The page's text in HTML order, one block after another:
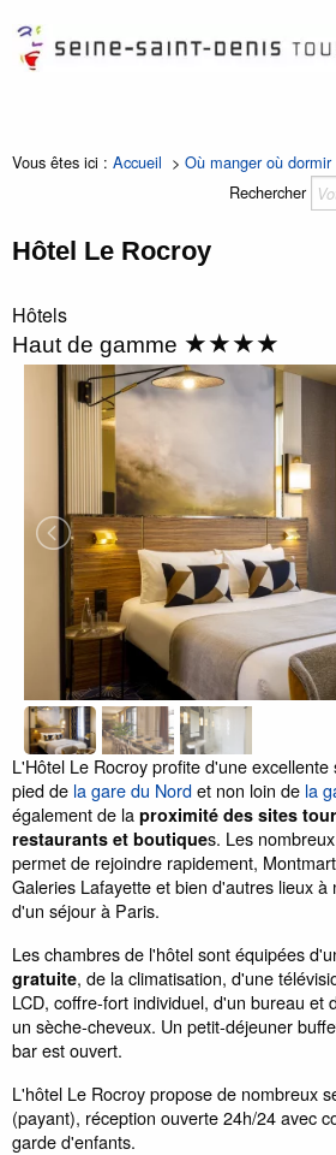
Vous êtes ici : Accueil > Où manger où dormir
Rechercher
Hôtel Le Rocroy
Hôtels
Haut de gamme ★★★★
L'Hôtel Le Rocroy profite d'une
pied de la gare du Nordet non loin de la
également de la proximité des sites
restaurants et boutiques. Les
permet de rejoindre rapidement,
Galeries Lafayette et bien d'autres lieux à
d'un séjour à Paris.
Les chambres de l'hôtel sont équipées
gratuite, de la climatisation, d'une
LCD, coffre-fort individuel, d'un bureau et
un sèche-cheveux. Un petit-déjeuner
bar est ouvert.
L'hôtel Le Rocroy propose de nombreux
(payant), réception ouverte 24h/24 avec
garde d'enfants.